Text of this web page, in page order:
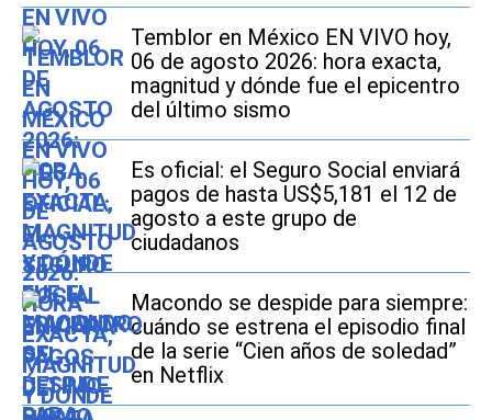
Temblor en México EN VIVO hoy,
06 de agosto 2026: hora exacta,
magnitud y dónde fue el epicentro
del último sismo
Es oficial: el Seguro Social enviará
pagos de hasta US$5,181 el 12 de
agosto a este grupo de
ciudadanos
Macondo se despide para siempre:
cuándo se estrena el episodio final
de la serie “Cien años de soledad”
en Netflix